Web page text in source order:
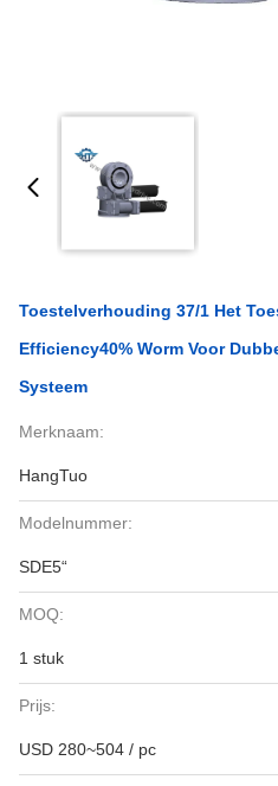
Toestelverhouding 37/1 Het
Efficiency40% Worm Voor
Systeem
Merknaam:
HangTuo
Modelnummer:
SDE5“
MOQ:
1 stuk
Prijs:
USD 280~504 / pc